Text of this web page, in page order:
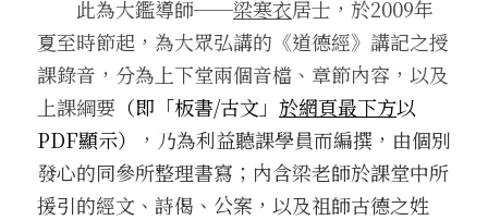
．杏葉詩
．閱讀與人生（上）——談閱讀對自我生
命的啟發
．閱讀與人生（下）——談閱讀對自我生
命的啟發
．挑戰自我的魅力
拄杖在手/隨身法藏
薔薇與棘原/現代小說・寓言小說・佛化小說
影之聲/電影內外觀
道在一切/影音
光光交會/導介・轉載
搜索
聯絡我們
此為大鑑導師──梁寒衣居士，於2009年
夏至時節起，為大眾弘講的《道德經》講記之授
課錄音，分為上下堂兩個音檔、章節內容，以及
上課綱要 （即「板書/古文」 於網頁最下方以
PDF顯示）
，乃為利益聽課學員而編撰，由個別
發心的同參所整理書寫；內含梁老師於課堂中所
援引的經文、詩偈、公案，以及祖師古德之姓